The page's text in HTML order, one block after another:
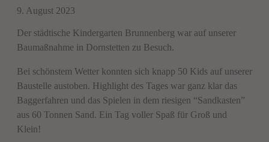
9. August 2023
Der städtische Kindergarten Brunnenberg war auf unserer
Baumaßnahme in Dornstetten zu Besuch.
Bei schönstem Wetter konnten sich knapp 50 Kids auf unserer
Baustelle austoben. Highlight des Tages war ganz klar das
Baggerfahren und das Spielen in dem riesigen “Sandkasten”
aus 60 Tonnen Sand. Ein Tag voller Spaß für Groß und
Klein!